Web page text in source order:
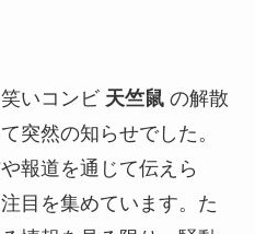
いコンビ 天竺鼠の解散
突然の知らせでした。
報道を通じて伝えら
目を集めています。た